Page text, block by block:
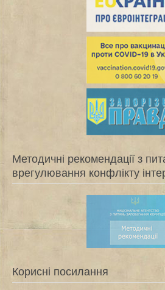
Методичні рекомендації з
врегулювання конфлікту
Корисні посилання